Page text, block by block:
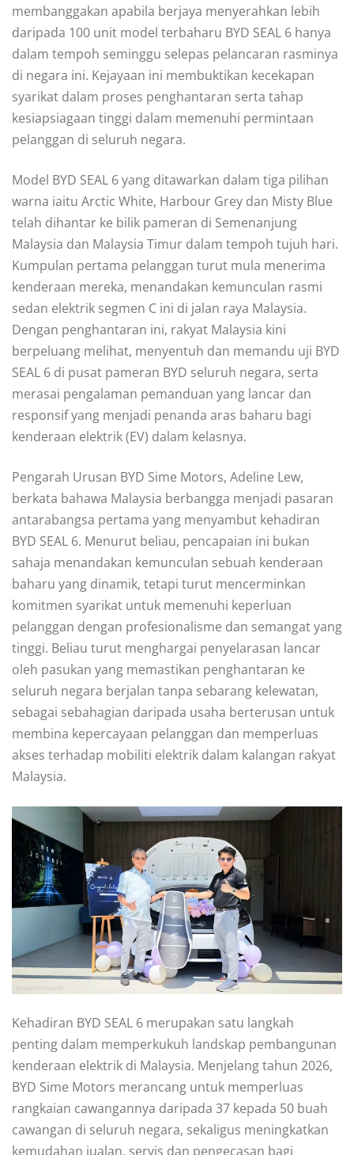
membanggakan apabila berjaya menyerahkan lebih
daripada 100 unit model terbaharu BYD SEAL 6 hanya
dalam tempoh seminggu selepas pelancaran rasminya
di negara ini. Kejayaan ini membuktikan kecekapan
syarikat dalam proses penghantaran serta tahap
kesiapsiagaan tinggi dalam memenuhi permintaan
pelanggan di seluruh negara.
Model BYD SEAL 6 yang ditawarkan dalam tiga pilihan
warna iaitu Arctic White, Harbour Grey dan Misty Blue
telah dihantar ke bilik pameran di Semenanjung
Malaysia dan Malaysia Timur dalam tempoh tujuh hari.
Kumpulan pertama pelanggan turut mula menerima
kenderaan mereka, menandakan kemunculan rasmi
sedan elektrik segmen C ini di jalan raya Malaysia.
Dengan penghantaran ini, rakyat Malaysia kini
berpeluang melihat, menyentuh dan memandu uji BYD
SEAL 6 di pusat pameran BYD seluruh negara, serta
merasai pengalaman pemanduan yang lancar dan
responsif yang menjadi penanda aras baharu bagi
kenderaan elektrik (EV) dalam kelasnya.
Pengarah Urusan BYD Sime Motors, Adeline Lew,
berkata bahawa Malaysia berbangga menjadi pasaran
antarabangsa pertama yang menyambut kehadiran
BYD SEAL 6. Menurut beliau, pencapaian ini bukan
sahaja menandakan kemunculan sebuah kenderaan
baharu yang dinamik, tetapi turut mencerminkan
komitmen syarikat untuk memenuhi keperluan
pelanggan dengan profesionalisme dan semangat yang
tinggi. Beliau turut menghargai penyelarasan lancar
oleh pasukan yang memastikan penghantaran ke
seluruh negara berjalan tanpa sebarang kelewatan,
sebagai sebahagian daripada usaha berterusan untuk
membina kepercayaan pelanggan dan memperluas
akses terhadap mobiliti elektrik dalam kalangan rakyat
Malaysia.
Kehadiran BYD SEAL 6 merupakan satu langkah
penting dalam memperkukuh landskap pembangunan
kenderaan elektrik di Malaysia. Menjelang tahun 2026,
BYD Sime Motors merancang untuk memperluas
rangkaian cawangannya daripada 37 kepada 50 buah
cawangan di seluruh negara, sekaligus meningkatkan
kemudahan jualan, servis dan pengecasan bagi